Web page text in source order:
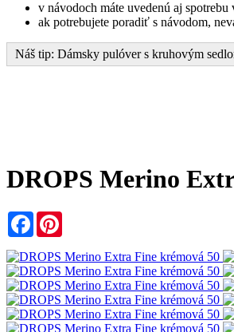
v návodoch máte uvedenú aj
ak potrebujete poradiť s návodom,
Náš tip: Dámsky pulóver s kruhovým
DROPS Merino
Facebook